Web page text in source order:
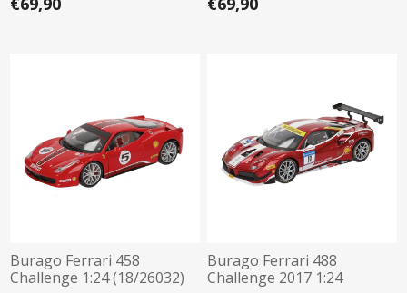
Burago Ferrari 458
Challenge 1:24 (18/26032)
Burago Ferrari 488
Challenge 2017 1:24